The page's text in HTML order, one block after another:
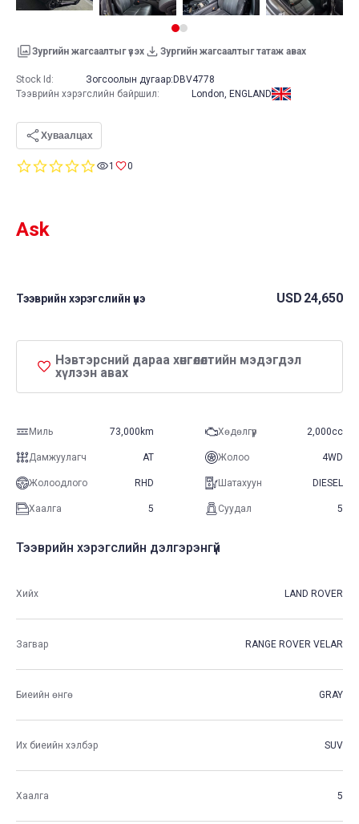
Зургийн жагсаалтыг үзэх Зургийн жагсаалтыг татаж авах
0.01 0
Ask
Тээврийн хэрэгслийн үнэ USD 24,650
Нэвтэрсний дараа хөнгөлөлтийн мэдэгдэл
хүлээн авах
Миль 73,000km Хөдөлгүүр 2,000cc
Дамжуулагч AT Жолоо 4WD
Жолоодлого RHD Шатахуун DIESEL
Хаалга 5 Суудал 5
Stock Id: Зогсоолын дугаар: DBV4778
Тээврийн хэрэгслийн байршил: London, ENGLAND
Хуваалцах
Тээврийн хэрэгслийн дэлгэрэнгүй
Хийх LAND ROVER
Загвар RANGE ROVER VELAR
Биеийн өнгө GRAY
Их биеийн хэлбэр SUV
Хаалга 5